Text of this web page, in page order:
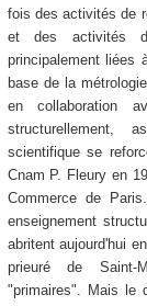
fois des activités de
et des activités
principalement liées
base de la
en collaboration
structurellement,
scientifique se
Cnam P. Fleury en
Commerce de
enseignement
abritent aujourd'hui
prieuré de Saint-
"primaires". Mais le